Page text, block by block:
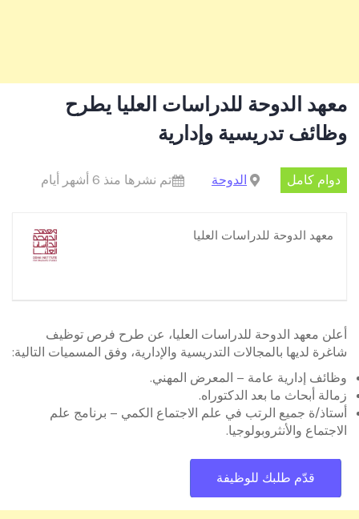
معهد الدوحة للدراسات العليا يطرح
وظائف تدريسية وإدارية
دوام كامل الدوحة تم نشرها منذ 6 أشهر أيام
معهد الدوحة للدراسات العليا
أعلن معهد الدوحة للدراسات العليا، عن طرح فرص توظيف
شاغرة لديها بالمجالات التدريسية والإدارية، وفق المسميات التالية:
وظائف إدارية عامة – المعرض المهني.
زمالة أبحاث ما بعد الدكتوراه.
أستاذ/ة جميع الرتب في علم الاجتماع الكمي – برنامج علم
الاجتماع والأنثروبولوجيا.